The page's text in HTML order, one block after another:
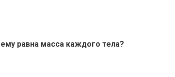
равна масса каждого тела?